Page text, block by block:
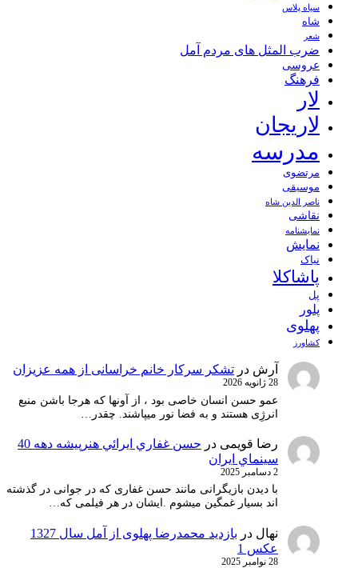
سیاه پلاس
شاه
شعر
ضرب المثل های مردم آمل
عروسی
فرهنگ
لار
لاریجان
مدرسه
مرتضوی
موسیقی
ناصر الدین شاه
نقاشی
نمايشنامه
نمایش
نیاک
پاشاکلا
پل
پلور
پهلوی
کشاورز
آرش در تشکر سرکار خانم خراسانی از همه عزیزان
28 ژانویه 2026
عمو حسن انسان خاصی بود ، از آونها که هرجا باشن منبع
انرژِی هستند و به فضا نور میپاشند. چقدر…
رضا قویمی در
حسن غفاري ايرائي هنرپيشه دهه 40
سينماي ايران
2 دسامبر 2025
با دیدن بازیگرانی مانند حسن غفاری که در جوانی در گذشته
اند بسیار غمگین میشوم .ایشان در هر فیلمی که…
نهال در
بازدید محمدرضا پهلوی از آمل سال 1327
عکس 1
28 نوامبر 2025